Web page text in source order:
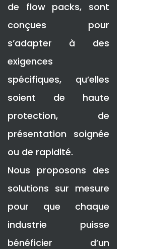
de flow packs, sont
conçues pour
s’adapter à des
exigences
spécifiques, qu’elles
soient de haute
protection, de
présentation soignée
ou de rapidité.
Nous proposons des
solutions sur mesure
pour que chaque
industrie puisse
bénéficier d’un